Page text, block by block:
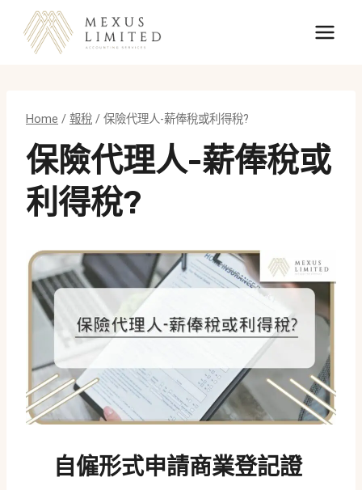
content
Home / 報稅 / 保險代理人-薪俸稅或利得稅?
保險代理人-薪俸稅或
利得稅?
自僱形式申請商業登記證